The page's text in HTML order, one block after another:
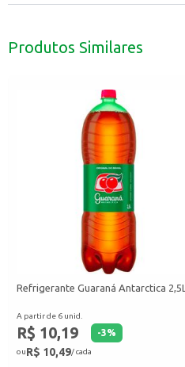
Produtos Similares
Refrigerante Guaraná Antarctica 2,5L
A partir de 6 unid.
R$ 10,19 -3%
ouR$ 10,49/ cada